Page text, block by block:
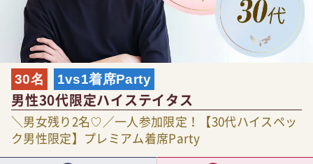
30名 1vs1着席Party
男性30代限定ハイステイタス
＼男女残り2名♡／一人参加限定！【30代ハイスペッ
ク男性限定】プレミアム着席Party